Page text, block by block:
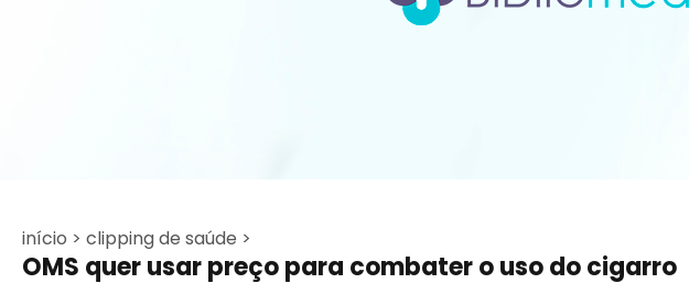
início > clipping de saúde >
OMS quer usar preço para combater o uso do cigarro